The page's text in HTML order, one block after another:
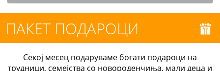
ПАКЕТ ПОДАРОЦИ
Секој месец подаруваме богати подароци на
трудници, семејства со новороденчиња, мали деца и